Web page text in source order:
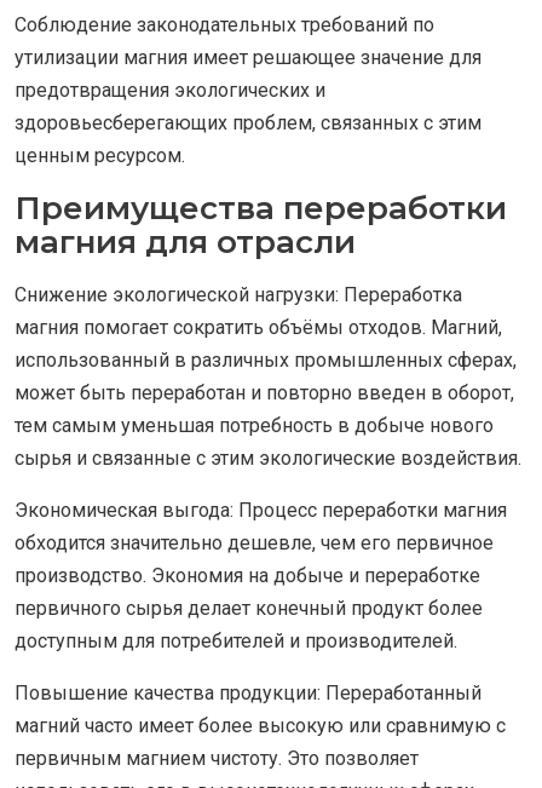
Соблюдение законодательных требований по
утилизации магния имеет решающее значение для
предотвращения экологических и
здоровьесберегающих проблем, связанных с этим
ценным ресурсом.
Преимущества переработки
магния для отрасли
Снижение экологической нагрузки: Переработка
магния помогает сократить объёмы отходов. Магний,
использованный в различных промышленных сферах,
может быть переработан и повторно введен в оборот,
тем самым уменьшая потребность в добыче нового
сырья и связанные с этим экологические воздействия.
Экономическая выгода: Процесс переработки магния
обходится значительно дешевле, чем его первичное
производство. Экономия на добыче и переработке
первичного сырья делает конечный продукт более
доступным для потребителей и производителей.
Повышение качества продукции: Переработанный
магний часто имеет более высокую или сравнимую с
первичным магнием чистоту. Это позволяет